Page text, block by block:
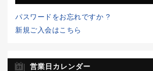
パスワードをお忘れですか ?
新規ご入会はこちら
営業日カレンダー